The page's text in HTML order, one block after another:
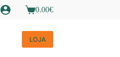
Carrinho
compras
0.00€
LOJA